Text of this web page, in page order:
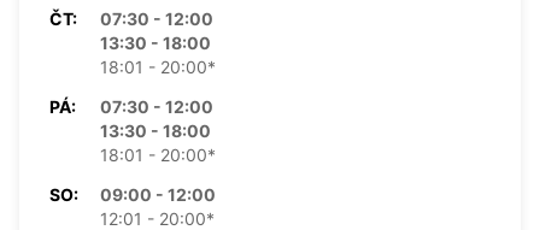
ČT:
07:30 - 12:00
13:30 - 18:00
18:01 - 20:00*
PÁ:
07:30 - 12:00
13:30 - 18:00
18:01 - 20:00*
SO:
09:00 - 12:00
12:01 - 20:00*